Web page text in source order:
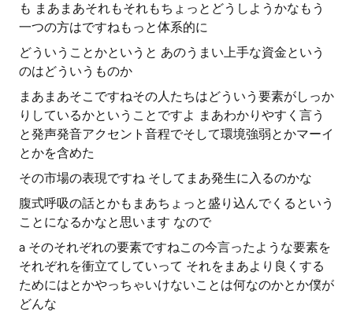
も まあまあそれもそれもちょっとどうしようかなもう
一つの方はですねもっと体系的に
どういうことかというと あのうまい上手な資金という
のはどういうものか
まあまあそこですねその人たちはどういう要素がしっか
りしているかということですよ まあわかりやすく言う
と発声発音アクセント音程でそして環境強弱とかマーイ
とかを含めた
その市場の表現ですね そしてまあ発生に入るのかな
腹式呼吸の話とかもまあちょっと盛り込んでくるという
ことになるかなと思います なので
a そのそれぞれの要素ですねこの今言ったような要素を
それぞれを衝立てしていって それをまあより良くする
ためにはとかやっちゃいけないことは何なのかとか僕が
どんな